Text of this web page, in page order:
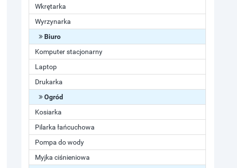
Wkrętarka
Wyrzynarka
Biuro
Komputer stacjonarny
Laptop
Drukarka
Ogród
Kosiarka
Pilarka łańcuchowa
Pompa do wody
Myjka ciśnieniowa